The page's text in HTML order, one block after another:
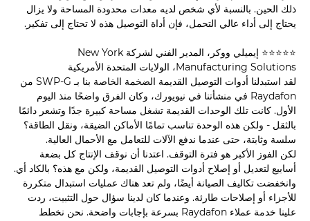
ذلك الحين. بالنسبة لأي شخص لديه معدات محدودة المساحة ولا يزال
يحتاج إلى أداء عالي التحمل، فإن أداة التوصيل هذه لا تحتاج إلى تفكير.
⭐⭐⭐⭐⭐ إيميلي ووكر، المدير الفني لشركة New York
Manufacturing Solutions، الولايات المتحدة الأمريكية
لقد استبدلنا أدوات التوصيل القديمة الضخمة الخاصة بنا بـ SWP-G من
Raydafon في منشأتنا في نيويورك، وكان الفرق واضحًا منذ اليوم
الأول. كانت تلك الوحدات القديمة تشغل مساحة كبيرة جدًا وتشعر دائمًا
بالثقل - ولكن هذه الوحدة تناسب تمامًا الأماكن الضيقة، ونقل الطاقة؟
سلسة وثابتة، حتى عندما ندفع الآلات للتعامل مع الأحمال العالية.
لكن الفوز الأكبر هو فترة التوقف. اعتدنا أن نوقف الإنتاج كل بضعة
أسابيع لتعديل أو إصلاح أدوات التوصيل القديمة، ولكن مع هذه؟ بالكاد أي.
وانخفضت تكاليف الصيانة أيضًا، ولم تعد هناك عمليات استبدال متكررة
للأجزاء أو إصلاحات طارئة. وعندما كان لدينا سؤال حول التثبيت، ردت
علينا خدمة عملاء Raydafon بسرعة بإجابات واضحة. نحن نخطط